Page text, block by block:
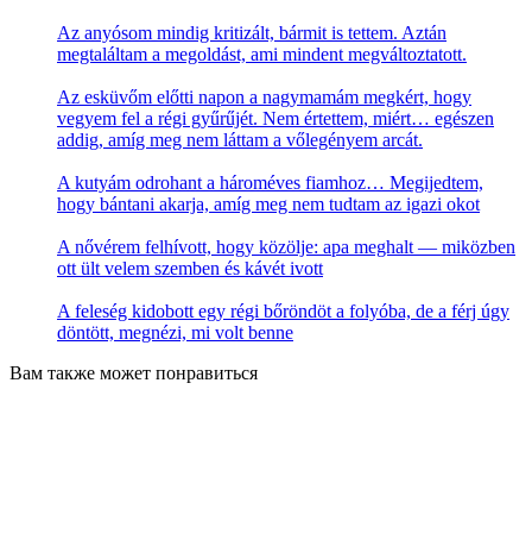
Az anyósom mindig kritizált, bármit is tettem. Aztán
megtaláltam a megoldást, ami mindent megváltoztatott.
Az esküvőm előtti napon a nagymamám megkért, hogy
vegyem fel a régi gyűrűjét. Nem értettem, miért… egészen
addig, amíg meg nem láttam a vőlegényem arcát.
A kutyám odrohant a hároméves fiamhoz… Megijedtem,
hogy bántani akarja, amíg meg nem tudtam az igazi okot
A nővérem felhívott, hogy közölje: apa meghalt — miközben
ott ült velem szemben és kávét ivott
A feleség kidobott egy régi bőröndöt a folyóba, de a férj úgy
döntött, megnézi, mi volt benne
Вам также может понравиться